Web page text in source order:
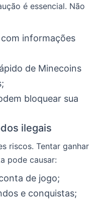
é essencial. Não
informações
de Minecoins
bloquear sua
ilegais
riscos. Tentar ganhar
pode causar:
de jogo;
e conquistas;